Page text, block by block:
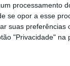
processamento
se opor a esse
suas preferências
"Privacidade" na
offshore, para
de
em